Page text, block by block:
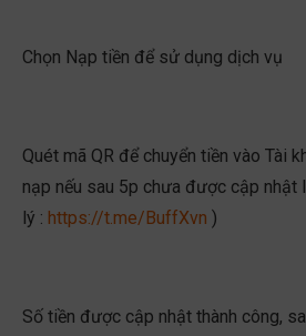
Chọn Nạp tiền để sử dụng dịch vụ
Quét mã QR để chuyển tiền vào Tài
nạp nếu sau 5p chưa được cập nhật
lý : https://t.me/BuffXvn )
Số tiền được cập nhật thành công,